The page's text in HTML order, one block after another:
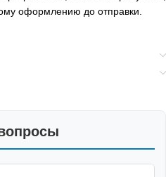
оформлению до отправки.